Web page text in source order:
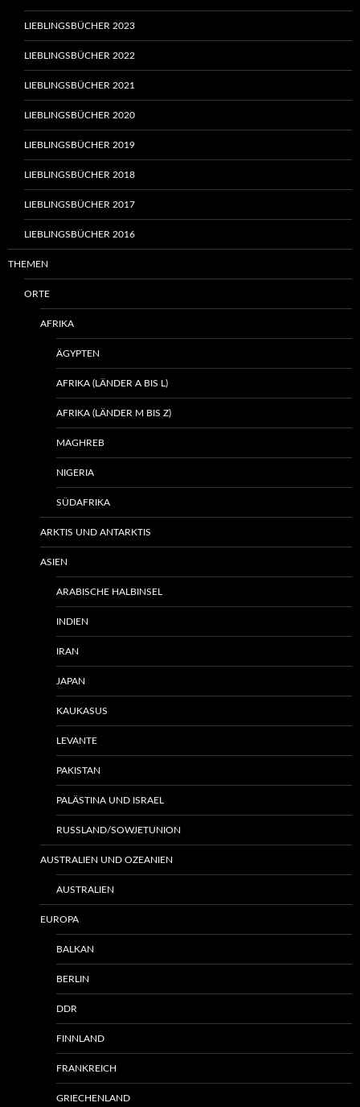
LIEBLINGSBÜCHER 2023
LIEBLINGSBÜCHER 2022
LIEBLINGSBÜCHER 2021
LIEBLINGSBÜCHER 2020
LIEBLINGSBÜCHER 2019
LIEBLINGSBÜCHER 2018
LIEBLINGSBÜCHER 2017
LIEBLINGSBÜCHER 2016
THEMEN
ORTE
AFRIKA
ÄGYPTEN
AFRIKA (LÄNDER A BIS L)
AFRIKA (LÄNDER M BIS Z)
MAGHREB
NIGERIA
SÜDAFRIKA
ARKTIS UND ANTARKTIS
ASIEN
ARABISCHE HALBINSEL
INDIEN
IRAN
JAPAN
KAUKASUS
LEVANTE
PAKISTAN
PALÄSTINA UND ISRAEL
RUSSLAND/SOWJETUNION
AUSTRALIEN UND OZEANIEN
AUSTRALIEN
EUROPA
BALKAN
BERLIN
DDR
FINNLAND
FRANKREICH
GRIECHENLAND